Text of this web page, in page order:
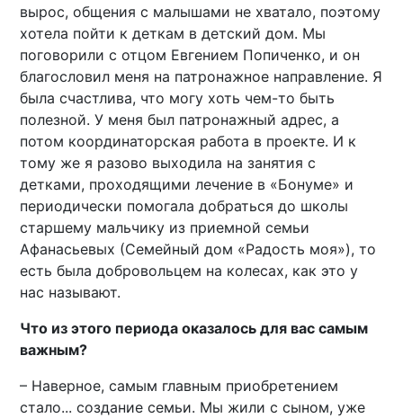
вырос, общения с малышами не хватало, поэтому
хотела пойти к деткам в детский дом. Мы
поговорили с отцом Евгением Попиченко, и он
благословил меня на патронажное направление. Я
была счастлива, что могу хоть чем-то быть
полезной. У меня был патронажный адрес, а
потом координаторская работа в проекте. И к
тому же я разово выходила на занятия с
детками, проходящими лечение в «Бонуме» и
периодически помогала добраться до школы
старшему мальчику из приемной семьи
Афанасьевых (Семейный дом «Радость моя»), то
есть была добровольцем на колесах, как это у
нас называют.
Что из этого периода оказалось для вас самым
важным?
– Наверное, самым главным приобретением
стало... создание семьи. Мы жили с сыном, уже